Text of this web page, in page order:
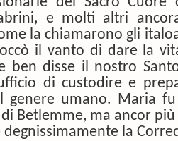
e molti altri
la chiamarono gli
il vanto di dare la
ben disse il nostro
di custodire e
genere umano. Maria
Betlemme, ma ancor
la